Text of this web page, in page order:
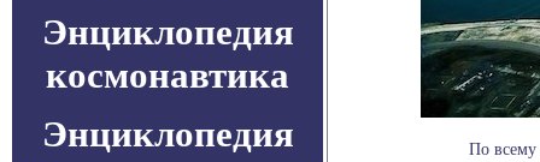
Энциклопедия
космонавтика
Энциклопедия
По всему